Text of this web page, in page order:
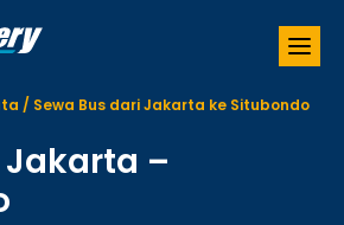
/ Sewa Bus dari Jakarta ke Situbondo
Jakarta –